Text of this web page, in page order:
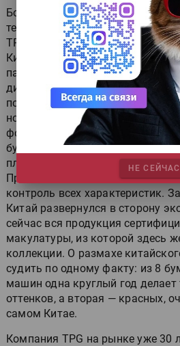
Большая часть коллекций
теперь представлена
TPG. Команда «Европапира»
Китая, где побывала на
партнёров. Все привыкли, что
дизайнерской бумаги — это
почти ручные производства с
но TPG отличается от
формата. Это огромное
бумагоделательными машинами,
планируют расширяться и
Производство полностью
контроль всех характеристик.
Китай развернулся в сторону
сейчас вся продукция
макулатуры, из которой здесь
коллекции. О размахе
судить по одному факту: из 8
машин одна круглый год
оттенков, а вторая — красных,
самом Китае.
Компания TPG на рынке уже 30
НЕ СЕЙЧАС